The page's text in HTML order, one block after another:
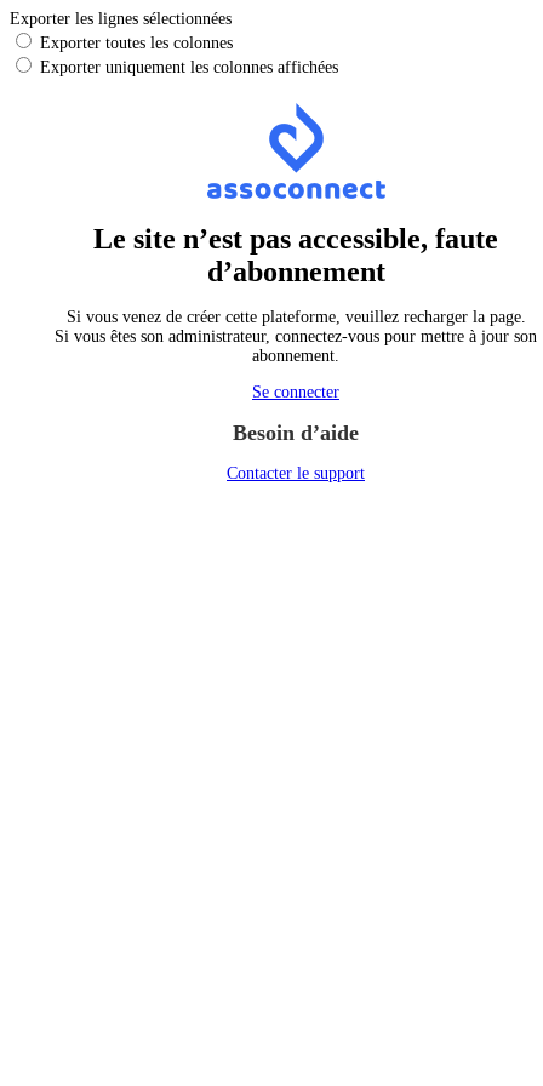
Exporter les lignes sélectionnées
Exporter toutes les colonnes
Exporter uniquement les colonnes affichées
Le site n’est pas accessible, faute
d’abonnement
Si vous venez de créer cette plateforme, veuillez recharger la page.
Si vous êtes son administrateur, connectez-vous pour mettre à jour son
abonnement.
Se connecter
Besoin d’aide
Contacter le support